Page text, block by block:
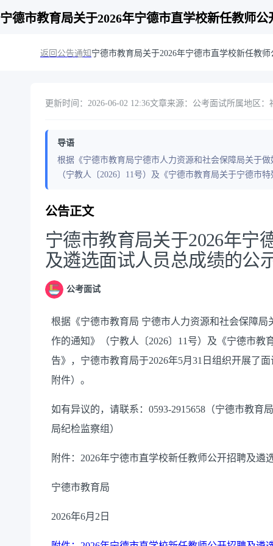
宁德市教育局关于2026年宁德市直学校新任教师
返回公告通知 宁德市教育局关于2026年宁德市直学校新任教
更新时间：2026-06-02 12:36文章来源：公考面试所属地区：
导语
根据《宁德市教育局宁德市人力资源和社会保障局关于
（宁教人〔2026〕11号）及《宁德市教育局关于宁德市
公告正文
宁德市教育局关于2026年宁
及遴选面试人员总成绩的公
公考面试
根据《宁德市教育局 宁德市人力资源和社会保障
作的通知》（宁教人〔2026〕11号）及《宁德市
告》，宁德市教育局于2026年5月31日组织开展了
附件）。
如有异议的，请联系：0593-2915658（宁德市教育
局纪检监察组）
附件：2026年宁德市直学校新任教师公开招聘及遴
宁德市教育局
2026年6月2日